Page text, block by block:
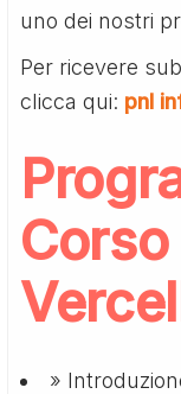
uno dei nostri
Per ricevere
clicca qui: pnl
»